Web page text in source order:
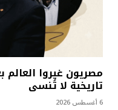
مصريون غيروا
تاريخية لا تُنسى
6 أغسطس 2026